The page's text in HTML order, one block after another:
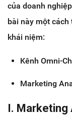
của doanh
bài này một
khái niệm:
Kênh Omni-
Marketing
I. Marketing